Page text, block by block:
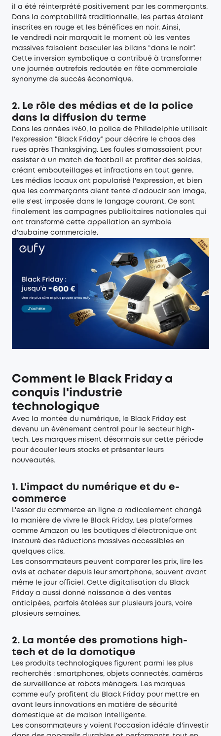
il a été réinterprété positivement par les commerçants.
Dans la comptabilité traditionnelle, les pertes étaient
inscrites en rouge et les bénéfices en noir. Ainsi,
le vendredi noir marquait le moment où les ventes
massives faisaient basculer les bilans “dans le noir”.
Cette inversion symbolique a contribué à transformer
une journée autrefois redoutée en fête commerciale
synonyme de succès économique.
2. Le rôle des médias et de la police
dans la diffusion du terme
Dans les années 1960, la police de Philadelphie utilisait
l'expression “Black Friday” pour décrire le chaos des
rues après Thanksgiving. Les foules s'amassaient pour
assister à un match de football et profiter des soldes,
créant embouteillages et infractions en tout genre.
Les médias locaux ont popularisé l'expression, et bien
que les commerçants aient tenté d'adoucir son image,
elle s'est imposée dans le langage courant. Ce sont
finalement les campagnes publicitaires nationales qui
ont transformé cette appellation en symbole
d'aubaine commerciale.
Comment le Black Friday a
conquis l'industrie
technologique
Avec la montée du numérique, le Black Friday est
devenu un événement central pour le secteur high-
tech. Les marques misent désormais sur cette période
pour écouler leurs stocks et présenter leurs
nouveautés.
1. L'impact du numérique et du e-
commerce
L'essor du commerce en ligne a radicalement changé
la manière de vivre le Black Friday. Les plateformes
comme Amazon ou les boutiques d'électronique ont
instauré des réductions massives accessibles en
quelques clics.
Les consommateurs peuvent comparer les prix, lire les
avis et acheter depuis leur smartphone, souvent avant
même le jour officiel. Cette digitalisation du Black
Friday a aussi donné naissance à des ventes
anticipées, parfois étalées sur plusieurs jours, voire
plusieurs semaines.
2. La montée des promotions high-
tech et de la domotique
Les produits technologiques figurent parmi les plus
recherchés : smartphones, objets connectés, caméras
de surveillance et robots ménagers. Les marques
comme eufy profitent du Black Friday pour mettre en
avant leurs innovations en matière de sécurité
domestique et de maison intelligente.
Les consommateurs y voient l'occasion idéale d'investir